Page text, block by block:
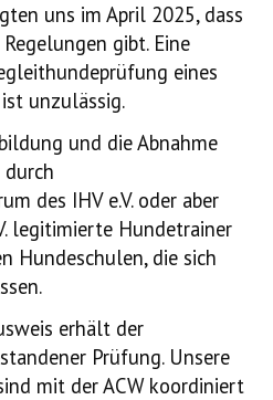
uns im April 2025, dass
gibt. Eine
eines
unzulässig.
und die Abnahme
des IHV e.V. oder aber
legitimierte Hundetrainer
Hundeschulen, die sich
erhält der
Prüfung. Unsere
mit der ACW koordiniert